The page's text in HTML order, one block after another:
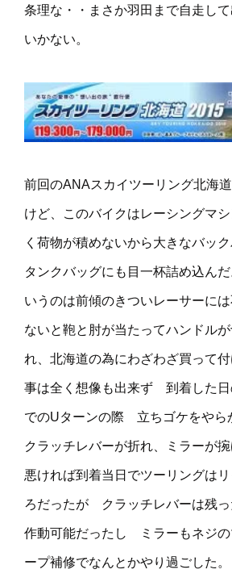
条理な・・まさか羽田まで自走し
いかない。
前回のANAスカイツーリング北海
けど、このバイクはレーシングマ
く荷物が積めないから大きなバッ
タンクバッグにも目一杯詰め込ん
いうのは前傾のきついレーサーに
ないと鞄と肘が当たってハンドル
れ、北海道の為にわざわざ買って
事は全く想像も出来ず 到着した
でのUターンの際 立ちゴケをやら
クラッチレバーが折れ、ミラーが
悪ければ到着当日でツーリングは
ろだったが クラッチレバーは残っ
作動可能だったし ミラーもネジの
ープ補修でなんとかやり過ごした